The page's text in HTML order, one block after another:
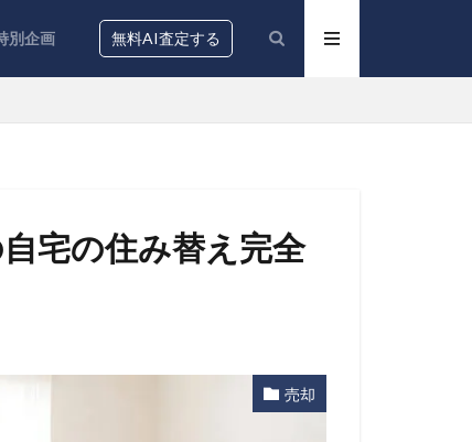
別企画 無料AI査定する
宅の住み替え完全
売却